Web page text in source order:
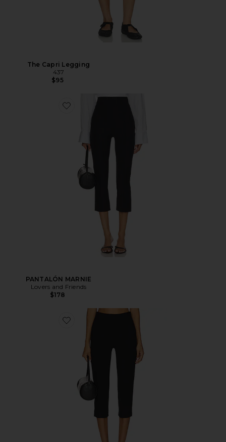
The Capri Legging
437
$95
PANTALÓN MARNIE
Lovers and Friends
$178